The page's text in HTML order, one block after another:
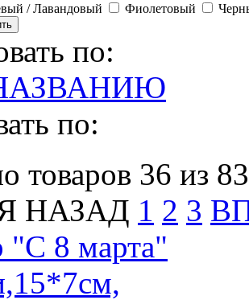
/ Лавандовый Фиолетовый
по:
по:
товаров 36 из 83
НАЗАД 1 2 3